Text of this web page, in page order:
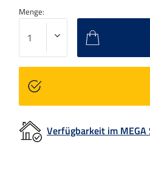
Menge:
Verfügbarkeit im MEGA